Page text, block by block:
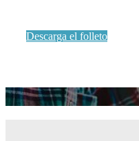
Descarga el folleto